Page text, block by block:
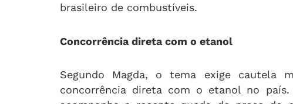
brasileiro de combustíveis.
Concorrência direta com o etanol
Segundo Magda, o tema exige cautela
concorrência direta com o etanol no